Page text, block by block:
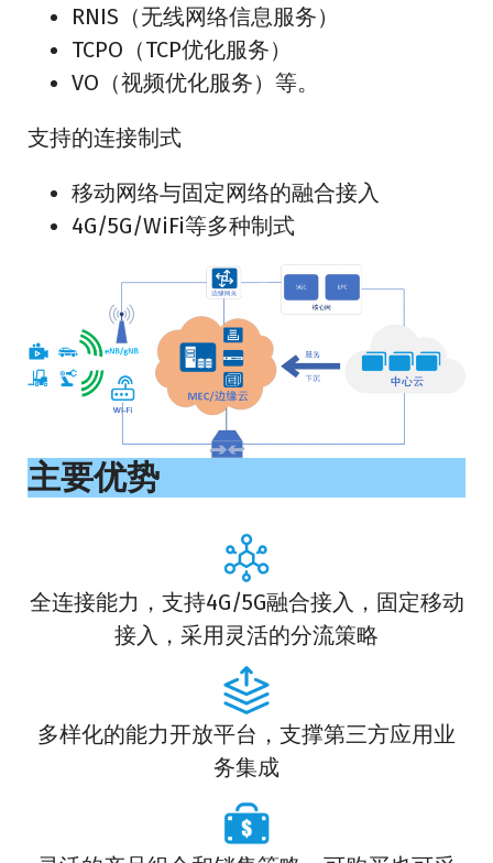
RNIS（无线网络信息服务）
TCPO（TCP优化服务）
VO（视频优化服务）等。
支持的连接制式
移动网络与固定网络的融合接入
4G/5G/WiFi等多种制式
主要优势
全连接能力，支持4G/5G融合接入，固定移动
接入，采用灵活的分流策略
多样化的能力开放平台，支撑第三方应用业
务集成